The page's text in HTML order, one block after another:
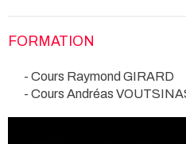
FORMATION
- Cours Raymond GIRARD
- Cours Andréas